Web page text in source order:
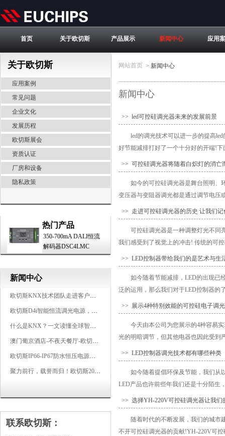
首页 关于欧切斯 产品展示 新闻中心 应用
关于欧切斯
应用案例
常见问题
企业文化
发展历程
欧切斯展会
资质认证
厂房和设备
隐私政策
热门产品
350-700mA DALI恒流
解码器DSC4LMC
新闻中心
欧切斯KNX技术团队走进客户企业，为智能照明项目提供专业技术支持
欧切斯D4i智能恒流调光电源，引领未来照明生态
什么是KNX？一文读懂全球智能建筑控制标准
澳门葡京酒店-不夜天餐厅-欧切斯KNX智能控制系统打造高端智慧空间
欧切斯IP66-IP67防水恒压电源，无惧风雨，智稳如一
聚力前行，载誉而归！欧切斯2026光亚展完美收官
联系欧切斯：
网站首页 > 新闻中心
新闻中心
>> led可控硅调光器未来的发展前景
led的调光技术可以进一步的提高
好节能减排打好了一个十分好的开端!
>> 可控硅调光器将随着白炽灯的消亡
如今的可控硅调光器是舞台照明、
变压器与变阻器调光都是通过调节电压
>> 走进可控硅调光器的历史 让我们记
可控硅调光器是一种调整灯光不同
我们感受到了视觉上的冲击! 传统的可
>> LED控制器带给我们的是艺术与生
如今随着节能减排，LED的出现已
泛的运用，那么我们对于LED控制器的
>> 展示4种特别效能的可控硅电子调
今天由本公司为您展示的4种容易
光的明暗调节，但其他电器也因此受到
>> LED控制器调光技术都有哪些种类
如今随着提倡环保及节能，我们从
LED产品也许前些年我们还是十分陌生
>> 选择YH-220V可控硅调光器让我们
随着时代的不断发展，我们的城市
不开可控硅调光器的贡献!YH-220V可